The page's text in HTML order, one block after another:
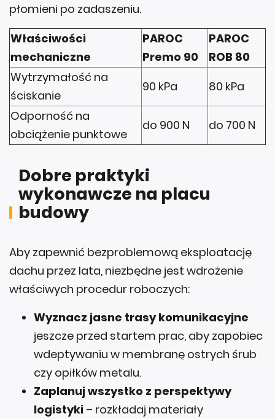
płomieni po zadaszeniu.
Właściwości
mechaniczne
PAROC
Premo 90
PAROC
ROB 80
Wytrzymałość na
ściskanie
90 kPa
80 kPa
Odporność na
obciążenie punktowe
do 900 N do 700 N
Dobre praktyki
wykonawcze na placu
budowy
Aby zapewnić bezproblemową eksploatację
dachu przez lata, niezbędne jest wdrożenie
właściwych procedur roboczych:
Wyznacz jasne trasy komunikacyjne
jeszcze przed startem prac, aby zapobiec
wdeptywaniu w membranę ostrych śrub
czy opiłków metalu.
Zaplanuj wszystko z perspektywy
logistyki – rozkładaj materiały